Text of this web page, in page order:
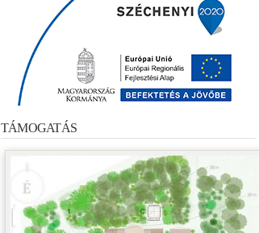
TÁMOGATÁS